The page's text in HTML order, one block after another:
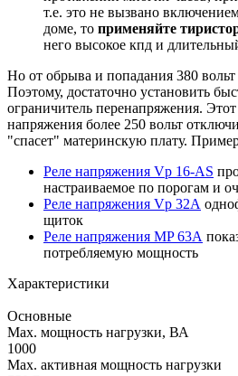
т.е. это не вызвано
доме, то применяйте
него высокое кпд и
Но от обрыва и попадания 380 вольт
Поэтому, достаточно установить
ограничитель перенапряжения.
напряжения более 250 вольт
"спасет" материнскую плату.
Реле напряжения Vp 16-AS
настраиваемое по порогам и
Реле напряжения Vp 32А
щиток
Реле напряжения MP 63А
потребляемую мощность
Характеристики
Основные
Мах. мощность нагрузки, ВА
1000
Max. активная мощность нагрузки